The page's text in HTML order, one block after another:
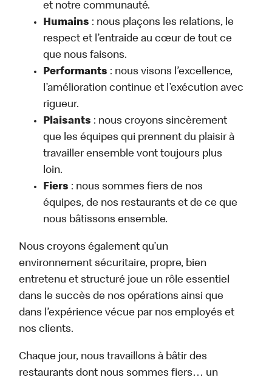
et notre communauté.
Humains : nous plaçons les relations, le
respect et l’entraide au cœur de tout ce
que nous faisons.
Performants : nous visons l’excellence,
l’amélioration continue et l’exécution avec
rigueur.
Plaisants : nous croyons sincèrement
que les équipes qui prennent du plaisir à
travailler ensemble vont toujours plus
loin.
Fiers : nous sommes fiers de nos
équipes, de nos restaurants et de ce que
nous bâtissons ensemble.
Nous croyons également qu’un
environnement sécuritaire, propre, bien
entretenu et structuré joue un rôle essentiel
dans le succès de nos opérations ainsi que
dans l’expérience vécue par nos employés et
nos clients.
Chaque jour, nous travaillons à bâtir des
restaurants dont nous sommes fiers… un